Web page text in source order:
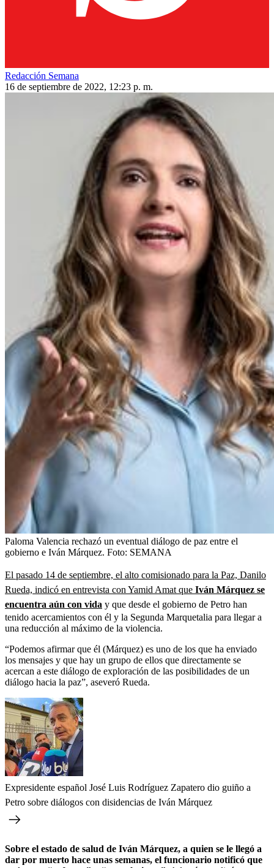
Redacción Semana
16 de septiembre de 2022, 12:23 p. m.
Paloma Valencia rechazó un eventual diálogo de paz entre el
gobierno e Iván Márquez. Foto: SEMANA
El pasado 14 de septiembre, el alto comisionado para la Paz, Danilo
Rueda, indicó en entrevista con Yamid Amat que Iván Márquez se
encuentra aún con vida y que desde el gobierno de Petro han
tenido acercamientos con él y la Segunda Marquetalia para llegar a
una reducción al máximo de la violencia.
“Podemos afirmar que él (Márquez) es uno de los que ha enviado
los mensajes y que hay un grupo de ellos que directamente se
acercan a este diálogo de exploración de las posibilidades de un
diálogo hacia la paz”, aseveró Rueda.
Expresidente español José Luis Rodríguez Zapatero dio guiño a
Petro sobre diálogos con disidencias de Iván Márquez
Sobre el estado de salud de Iván Márquez, a quien se le llegó a
dar por muerto hace unas semanas, el funcionario notificó que